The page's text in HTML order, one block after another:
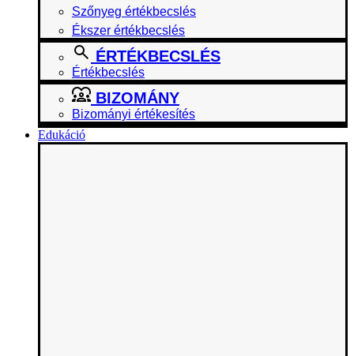
Szőnyeg értékbecslés
Ékszer értékbecslés
ÉRTÉKBECSLÉS
Értékbecslés
BIZOMÁNY
Bizományi értékesítés
Edukáció